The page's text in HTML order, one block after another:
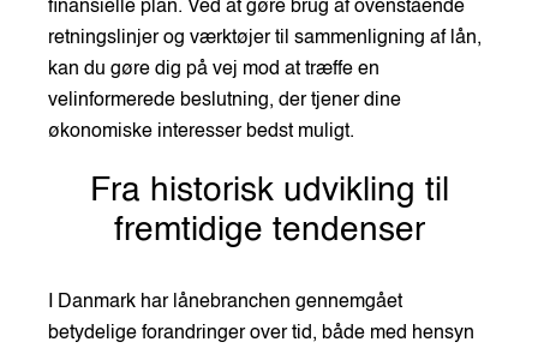
finansielle plan. Ved at gøre brug af ovenstående
retningslinjer og værktøjer til sammenligning af lån,
kan du gøre dig på vej mod at træffe en
velinformerede beslutning, der tjener dine
økonomiske interesser bedst muligt.
Fra historisk udvikling til
fremtidige tendenser
I Danmark har lånebranchen gennemgået
betydelige forandringer over tid, både med hensyn